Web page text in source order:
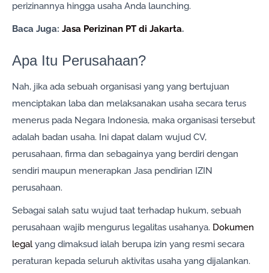
perizinannya hingga usaha Anda launching.
Baca Juga: Jasa Perizinan PT di Jakarta.
Apa Itu Perusahaan?
Nah, jika ada sebuah organisasi yang yang bertujuan
menciptakan laba dan melaksanakan usaha secara terus
menerus pada Negara Indonesia, maka organisasi tersebut
adalah badan usaha. Ini dapat dalam wujud CV,
perusahaan, firma dan sebagainya yang berdiri dengan
sendiri maupun menerapkan Jasa pendirian IZIN
perusahaan.
Sebagai salah satu wujud taat terhadap hukum, sebuah
perusahaan wajib mengurus legalitas usahanya. Dokumen
legalyang dimaksud ialah berupa izin yang resmi secara
peraturan kepada seluruh aktivitas usaha yang dijalankan.